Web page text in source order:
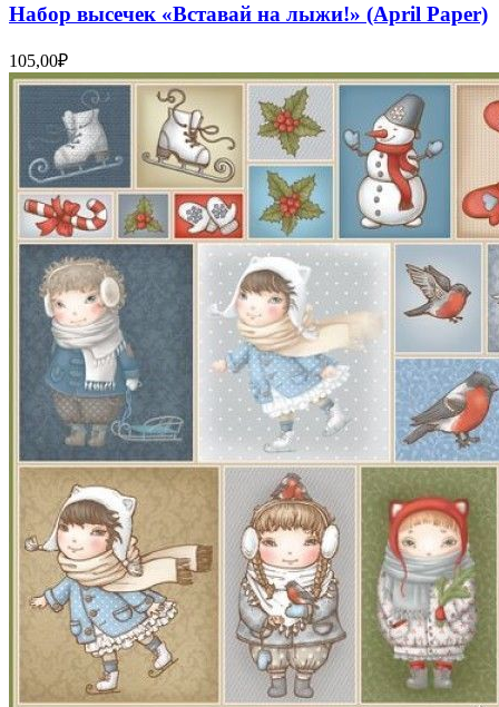
Набор высечек «Вставай на лыжи!» (April Paper)
105,00₽